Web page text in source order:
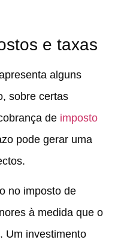
e taxas
alguns
sobre certas
de imposto
pode gerar uma
no imposto de
à medida que o
Um investimento